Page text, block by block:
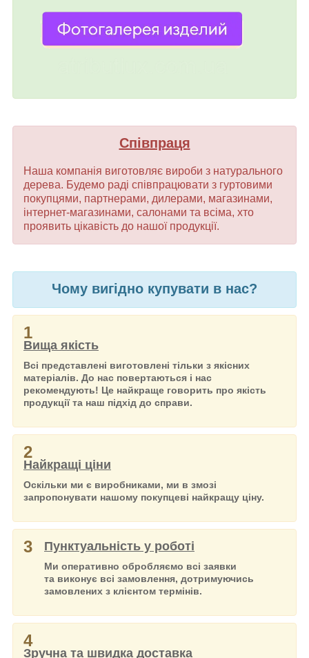
Співпраця
Наша компанія виготовляє вироби з натурального
дерева. Будемо раді співпрацювати з гуртовими
покупцями, партнерами, дилерами, магазинами,
інтернет-магазинами, салонами та всіма, хто
проявить цікавість до нашої продукції.
Чому вигідно купувати в нас?
1
Вища якість
Всі представлені виготовлені тільки з якісних
матеріалів. До нас повертаються і нас
рекомендують! Це найкраще говорить про якість
продукції та наш підхід до справи.
2
Найкращі ціни
Оскільки ми є виробниками, ми в змозі
запропонувати нашому покупцеві найкращу ціну.
3 Пунктуальність у роботі
Ми оперативно обробляємо всі заявки
та виконує всі замовлення, дотримуючись
замовлених з клієнтом термінів.
4
Зручна та швидка доставка